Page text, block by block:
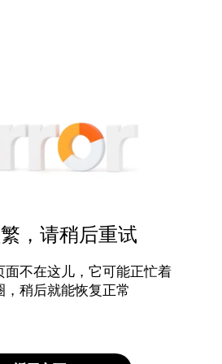
，请稍后重试
面不在这儿，它可能正忙着
，稍后就能恢复正常